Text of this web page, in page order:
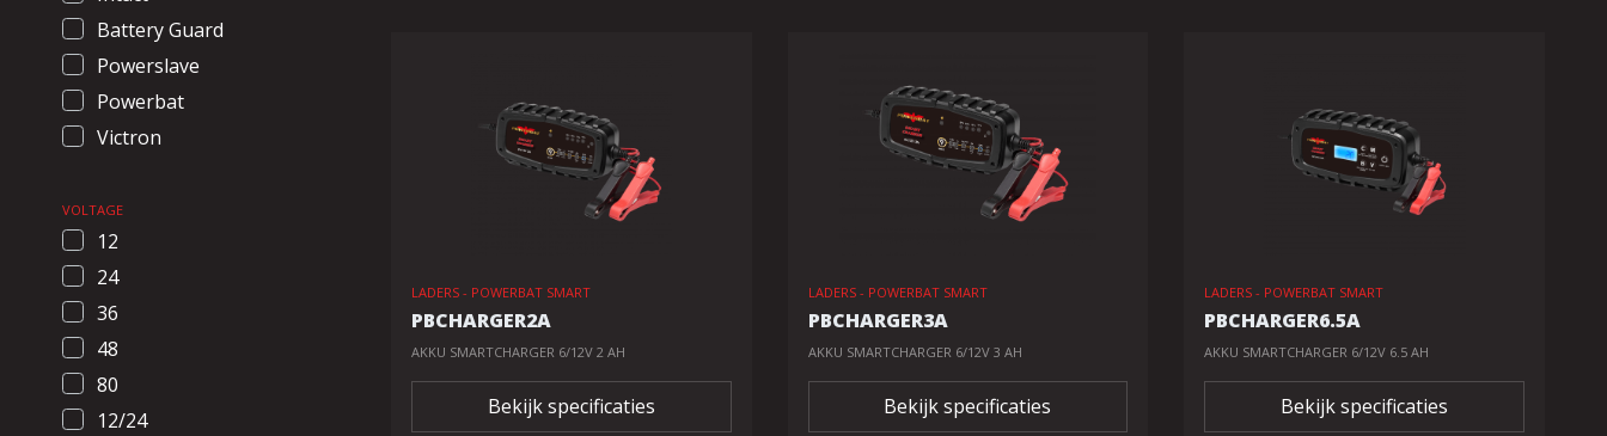
Battery Guard
Powerslave
Powerbat
Victron
VOLTAGE
12
24
36
48
80
12/24
LADERS - POWERBAT SMART
PBCHARGER2A
AKKU SMARTCHARGER 6/12V 2 AH
Bekijk specificaties
LADERS - POWERBAT SMART
PBCHARGER3A
AKKU SMARTCHARGER 6/12V 3 AH
Bekijk specificaties
LADERS - POWERBAT SMART
PBCHARGER6.5A
AKKU SMARTCHARGER 6/12V 6.5 AH
Bekijk specificaties